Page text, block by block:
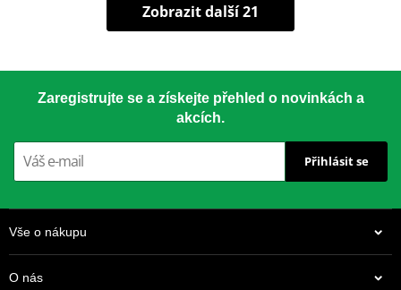
Zobrazit další 21
Zaregistrujte se a získejte přehled o novinkách a
akcích.
Přihlásit se
Vše o nákupu
O nás